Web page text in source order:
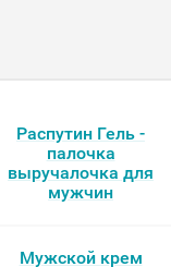
Распутин Гель -
палочка
выручалочка для
мужчин
Мужской крем